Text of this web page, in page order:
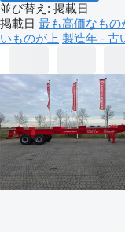
並び替え : 掲載日
掲載日 最も高価なもの
いものが上 製造年 - 古